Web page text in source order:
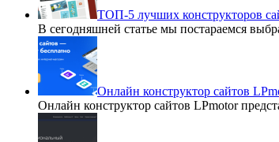
ТОП-5 лучших конструкторов
В сегодняшней статье мы постараемся
Онлайн конструктор сайтов
Онлайн конструктор сайтов LPmotor